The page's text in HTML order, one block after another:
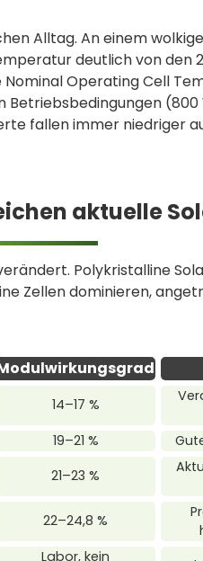
Alltag. An einem
deutlich von den
Operating Cell
(800
fallen immer niedriger
aktuelle
Polykristalline
Zellen dominieren,
14–17 %
19–21 %
21–23 %
22–24,8 %
Labor, kein